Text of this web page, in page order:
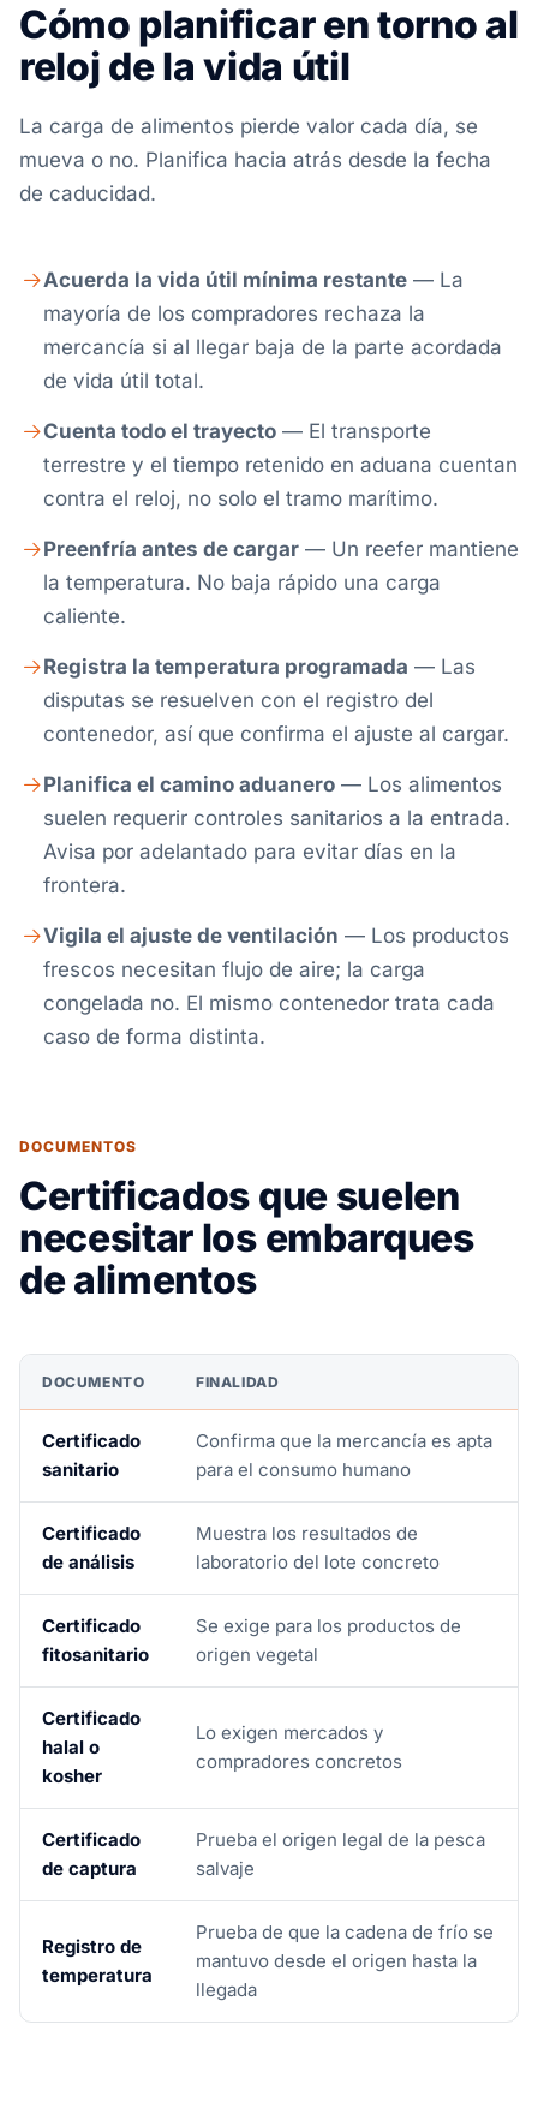
Cómo planificar en torno al
reloj de la vida útil
La carga de alimentos pierde valor cada día, se
mueva o no. Planifica hacia atrás desde la fecha
de caducidad.
Acuerda la vida útil mínima restante — La
mayoría de los compradores rechaza la
mercancía si al llegar baja de la parte acordada
de vida útil total.
Cuenta todo el trayecto — El transporte
terrestre y el tiempo retenido en aduana cuentan
contra el reloj, no solo el tramo marítimo.
Preenfría antes de cargar — Un reefer mantiene
la temperatura. No baja rápido una carga
caliente.
Registra la temperatura programada — Las
disputas se resuelven con el registro del
contenedor, así que confirma el ajuste al cargar.
Planifica el camino aduanero — Los alimentos
suelen requerir controles sanitarios a la entrada.
Avisa por adelantado para evitar días en la
frontera.
Vigila el ajuste de ventilación — Los productos
frescos necesitan flujo de aire; la carga
congelada no. El mismo contenedor trata cada
caso de forma distinta.
DOCUMENTOS
Certificados que suelen
necesitar los embarques
de alimentos
DOCUMENTO FINALIDAD
Certificado
sanitario
Confirma que la mercancía es apta
para el consumo humano
Certificado
de análisis
Muestra los resultados de
laboratorio del lote concreto
Certificado
fitosanitario
Se exige para los productos de
origen vegetal
Certificado
halal o
kosher
Lo exigen mercados y
compradores concretos
Certificado
de captura
Prueba el origen legal de la pesca
salvaje
Registro de
temperatura
Prueba de que la cadena de frío se
mantuvo desde el origen hasta la
llegada